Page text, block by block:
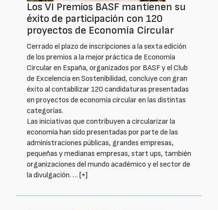
Los VI Premios BASF mantienen su
éxito de participación con 120
proyectos de Economía Circular
Cerrado el plazo de inscripciones a la sexta edición
de los premios a la mejor práctica de Economía
Circular en España, organizados por BASF y el Club
de Excelencia en Sostenibilidad, concluye con gran
éxito al contabilizar 120 candidaturas presentadas
en proyectos de economía circular en las distintas
categorías.
Las iniciativas que contribuyen a circularizar la
economía han sido presentadas por parte de las
administraciones públicas, grandes empresas,
pequeñas y medianas empresas, start ups, también
organizaciones del mundo académico y el sector de
la divulgación. … [+]